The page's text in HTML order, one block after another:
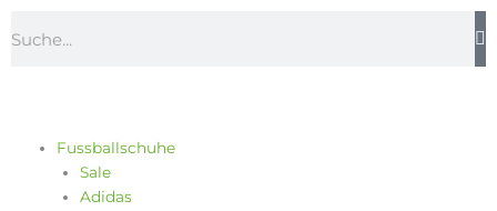
Inhalt
Fussballschuhe
Sale
Adidas